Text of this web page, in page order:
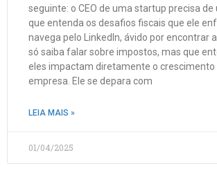
seguinte: o CEO de uma startup precisa
que entenda os desafios fiscais que ele
navega pelo LinkedIn, ávido por encontrar
só saiba falar sobre impostos, mas que
eles impactam diretamente o crescimento
empresa. Ele se depara com
LEIA MAIS »
01/04/2025